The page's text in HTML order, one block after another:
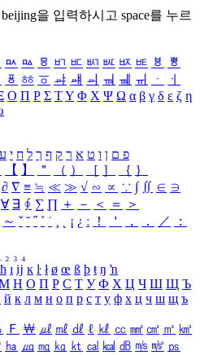
beijing을 입력하시고 space를 누르
ㅯ ㅰ ㅱ ㅲ ㅳ ㅴ ㅵ ㅶ ㅷ ㅸ
ㅹ
ㆄ ㆅ ㆆ ㆇ ㆈ ㆉ ㆊ ㆋ ㆌ ㆍ
ㆎ
Ο Π Ρ Σ ΤΥ Φ Χ Ψ Ω α β γ δ ε ζ η
פ ם ן ו ט א ר ק ף ך ל ח י ע
【 】 ＂ （ ） ［ ］ ｛ ｝
∂ ∇ ≡ ≒ ≪ ≫ √ ∽ ∝ ∵ ∫ ∬ ∈ ∋
∀ ∃ ∮ ∑ ∏ ＋ － ＜ ＝
＞
～ ˇ ˘ ˝ ˚ ˙ ¸ ¡ ¿ ː ！ ＇ ， ． ／
：
₂ ₃ ₄
ħ ı ĳ ĸ ŀ ł ø œ ß þ ŧ ŋ ŉ
Н О П Р С Т У Ф Х Ц Ч Ш Щ Ъ
й к л м н о п р с т у ф х ц ч ш щ ъ
Ｆ ￦ ㎕ ㎖ ㎗ ℓ ㎘ ㏄ ㎣ ㎤ ㎥ ㎦
㏊ ㎍ ㎎ ㎏ ㏏ ㎈ ㎉ ㏈ ㎧ ㎨ ㎰